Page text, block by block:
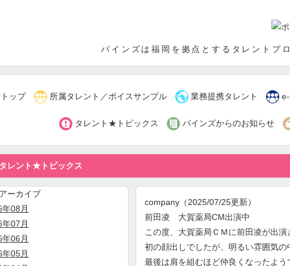
パインズは福岡を拠点とするタレントプ
トップ  所属タレント／ボイスサンプル  業務提携タレント 
 タレント★トピックス  パインズからのお知らせ
タレント★トピックス
company （2025/07/25更新）
前田凌 大賀薬局CM出演中
この度、大賀薬局ＣＭに前田凌が出演
初の顔出しでしたが、明るい雰囲気の
最後は肩を組むほど仲良くなったよう
アーカイブ
年08月
年07月
年06月
年05月